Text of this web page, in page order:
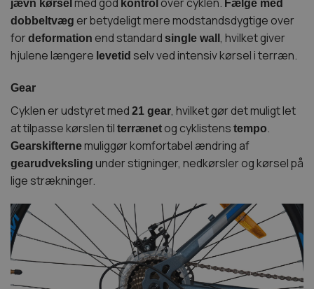
jævn kørsel kontrol
Fælge med
dobbeltvæg er betydeligt mere modstandsdygtige over
for deformation end standard single wall , hvilket giver
hjulene længere levetid selv ved intensiv kørsel i terræn.
Gear
Cyklen er udstyret med 21 gear, hvilket gør det muligt let
at tilpasse kørslen til terrænet og cyklistens tempo.
Gearskifterne muliggør komfortabel ændring af
gearudveksling under stigninger, nedkørsler og kørsel på
lige strækninger.